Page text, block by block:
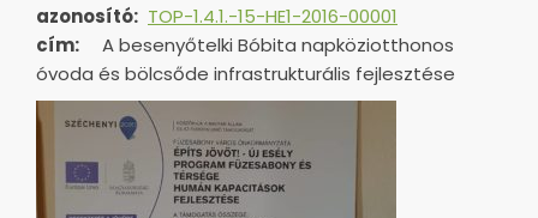
azonosító: TOP-1.4.1.-15-HE1-2016-00001
cím:
A besenyőtelki Bóbita napköziotthonos
óvoda és bölcsőde infrastrukturális fejlesztése